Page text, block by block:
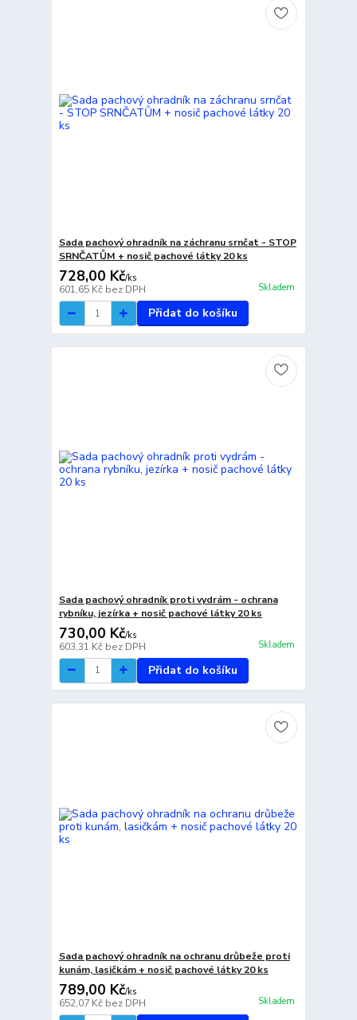
Sada pachový ohradník na záchranu srnčat - STOP
SRNČATŮM + nosič pachové látky 20 ks
728,00 Kč/ks
601,65 Kč bez DPH Skladem
Přidat do košíku
Sada pachový ohradník proti vydrám - ochrana
rybníku, jezírka + nosič pachové látky 20 ks
730,00 Kč/ks
603,31 Kč bez DPH Skladem
Přidat do košíku
Sada pachový ohradník na ochranu drůbeže proti
kunám, lasičkám + nosič pachové látky 20 ks
789,00 Kč/ks
652,07 Kč bez DPH Skladem